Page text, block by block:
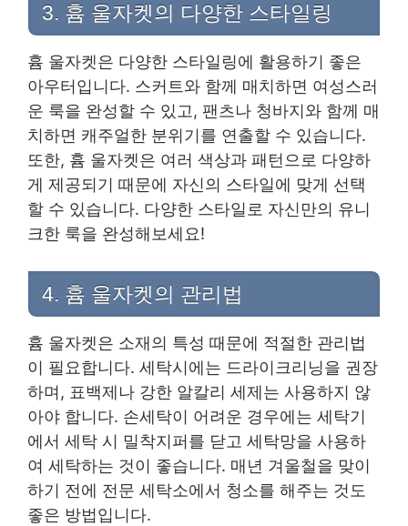
3. 흄 울자켓의 다양한 스타일링
흄 울자켓은 다양한 스타일링에 활용하기 좋은
아우터입니다. 스커트와 함께 매치하면 여성스러
운 룩을 완성할 수 있고, 팬츠나 청바지와 함께 매
치하면 캐주얼한 분위기를 연출할 수 있습니다.
또한, 흄 울자켓은 여러 색상과 패턴으로 다양하
게 제공되기 때문에 자신의 스타일에 맞게 선택
할 수 있습니다. 다양한 스타일로 자신만의 유니
크한 룩을 완성해보세요!
4. 흄 울자켓의 관리법
흄 울자켓은 소재의 특성 때문에 적절한 관리법
이 필요합니다. 세탁시에는 드라이크리닝을 권장
하며, 표백제나 강한 알칼리 세제는 사용하지 않
아야 합니다. 손세탁이 어려운 경우에는 세탁기
에서 세탁 시 밀착지퍼를 닫고 세탁망을 사용하
여 세탁하는 것이 좋습니다. 매년 겨울철을 맞이
하기 전에 전문 세탁소에서 청소를 해주는 것도
좋은 방법입니다.